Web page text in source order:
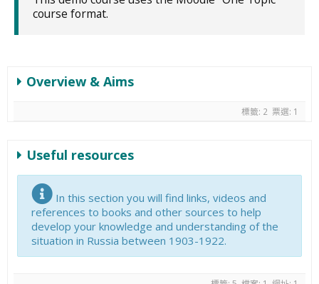
course format.
Overview & Aims
標籤: 2 票選: 1
Useful resources
In this section you will find links, videos and
references to books and other sources to help
develop your knowledge and understanding of the
situation in Russia between 1903-1922.